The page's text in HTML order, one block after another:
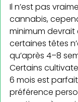
Il n’est pas
cannabis,
minimum devrait
certaines têtes
qu’après 4–8
Certains
6 mois est
préférence